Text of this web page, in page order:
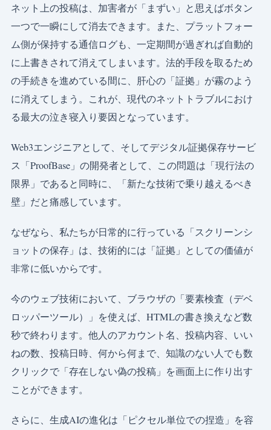
ネット上の投稿は、加害者が「まずい」と思えばボタン
一つで一瞬にして消去できます。また、プラットフォー
ム側が保持する通信ログも、一定期間が過ぎれば自動的
に上書きされて消えてしまいます。法的手段を取るため
の手続きを進めている間に、肝心の「証拠」が霧のよう
に消えてしまう。これが、現代のネットトラブルにおけ
る最大の泣き寝入り要因となっています。
Web3エンジニアとして、そしてデジタル証拠保存サービ
ス「ProofBase」の開発者として、この問題は「現行法の
限界」であると同時に、「新たな技術で乗り越えるべき
壁」だと痛感しています。
なぜなら、私たちが日常的に行っている「スクリーンシ
ョットの保存」は、技術的には「証拠」としての価値が
非常に低いからです。
今のウェブ技術において、ブラウザの「要素検査（デベ
ロッパーツール）」を使えば、HTMLの書き換えなど数
秒で終わります。他人のアカウント名、投稿内容、いい
ねの数、投稿日時、何から何まで、知識のない人でも数
クリックで「存在しない偽の投稿」を画面上に作り出す
ことができます。
さらに、生成AIの進化は「ピクセル単位での捏造」を容